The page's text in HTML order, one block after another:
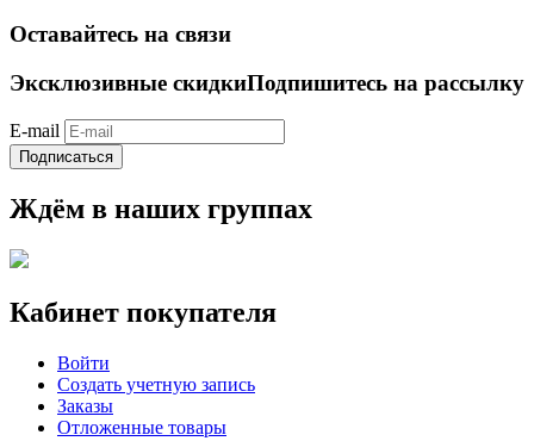
Оставайтесь на связи
Эксклюзивные скидкиПодпишитесь на рассылку
E-mail
Подписаться
Ждём в наших группах
Кабинет покупателя
Войти
Создать учетную запись
Заказы
Отложенные товары